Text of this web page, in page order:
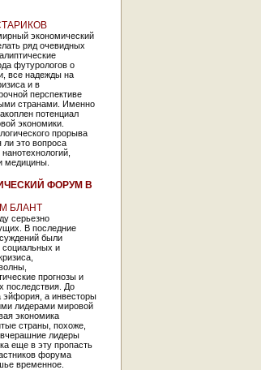
экономический
ряд очевидных
футурологов о
все надежды на
и в
перспективе
странами. Именно
потенциал
экономики.
прорыва
ли это вопроса
медицины.
ФОРУМ В
БЛАНТ
серьезно
В последние
были
социальных и
прогнозы и
последствия. До
эйфория, а инвесторы
лидерами мировой
экономика
страны, похоже,
лидеры
еще в эту пропасть
форума
временное.